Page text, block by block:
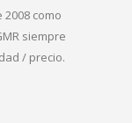
como
siempre
/ precio.